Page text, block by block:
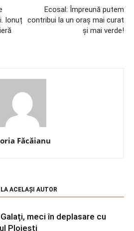
Ionuț
Ecosal: Împreună putem
contribui la un oraș mai curat
și mai verde!
Făcăianu
LA ACELAȘI AUTOR
meci în deplasare cu
Ploiești